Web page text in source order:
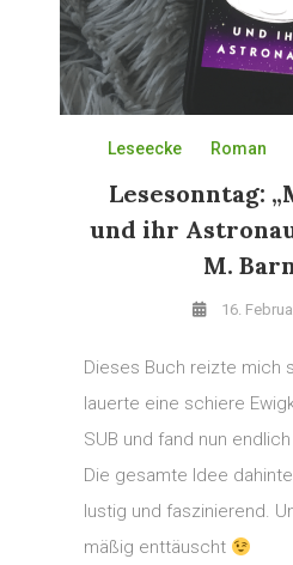
Leseecke Roman
Lesesonntag:
und ihr
M.
16.
Dieses Buch reizte mich
lauerte eine schiere
SUB und fand nun
Die gesamte Idee
lustig und faszinierend.
mäßig enttäuscht